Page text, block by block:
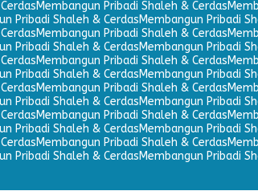
Membangun Pribadi Shaleh & Cerdas
Pribadi Shaleh & CerdasMembangun Pribadi
Membangun Pribadi Shaleh & Cerdas
Pribadi Shaleh & CerdasMembangun Pribadi
Membangun Pribadi Shaleh & Cerdas
Pribadi Shaleh & CerdasMembangun Pribadi
Membangun Pribadi Shaleh & Cerdas
Pribadi Shaleh & CerdasMembangun Pribadi
Membangun Pribadi Shaleh & Cerdas
Pribadi Shaleh & CerdasMembangun Pribadi
Membangun Pribadi Shaleh & Cerdas
Pribadi Shaleh & CerdasMembangun Pribadi